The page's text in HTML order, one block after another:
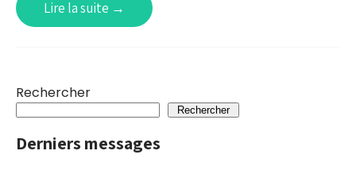
Lire la suite →
Rechercher
Rechercher
Derniers messages